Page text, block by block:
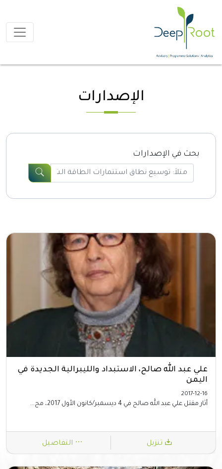
الإصدارات
بحث في الإصدارات
علي عبد الله صالح، الاستبداد والليبرالية الجديدة في
اليمن
2017-12-16
أثار مقتل علي عبد الله صالح في 4 ديسمبر/كانون الأول 2017، مج...
تنزيل التفاصيل